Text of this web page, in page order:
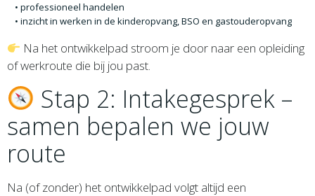
professioneel handelen
inzicht in werken in de kinderopvang, BSO en gastouderopvang
Na het ontwikkelpad stroom je door naar een opleiding
of werkroute die bij jou past.
Stap 2: Intakegesprek –
samen bepalen we jouw
route
Na (of zonder) het ontwikkelpad volgt altijd een